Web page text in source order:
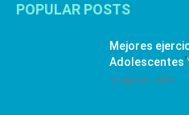
POPULAR POSTS
Mejores
Adolescentes
12 agosto, 2024